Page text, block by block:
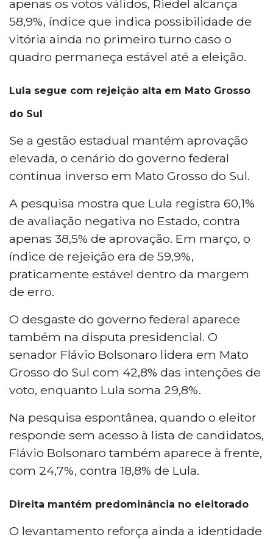
apenas os votos válidos, Riedel alcança
58,9%, índice que indica possibilidade de
vitória ainda no primeiro turno caso o
quadro permaneça estável até a eleição.
Lula segue com rejeição alta em Mato Grosso
do Sul
Se a gestão estadual mantém aprovação
elevada, o cenário do governo federal
continua inverso em Mato Grosso do Sul.
A pesquisa mostra que Lula registra 60,1%
de avaliação negativa no Estado, contra
apenas 38,5% de aprovação. Em março, o
índice de rejeição era de 59,9%,
praticamente estável dentro da margem
de erro.
O desgaste do governo federal aparece
também na disputa presidencial. O
senador Flávio Bolsonaro lidera em Mato
Grosso do Sul com 42,8% das intenções de
voto, enquanto Lula soma 29,8%.
Na pesquisa espontânea, quando o eleitor
responde sem acesso à lista de candidatos,
Flávio Bolsonaro também aparece à frente,
com 24,7%, contra 18,8% de Lula.
Direita mantém predominância no eleitorado
O levantamento reforça ainda a identidade